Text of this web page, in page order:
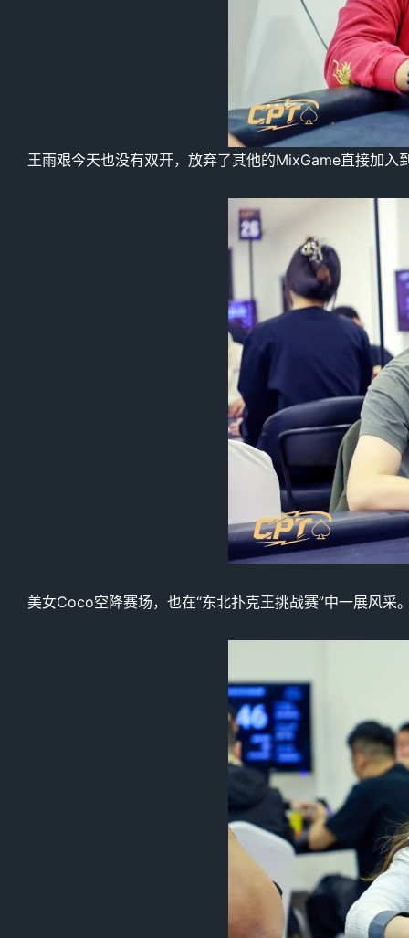
王雨艰今天也没有双开，放弃了其他的MixGame直接加入
美女Coco空降赛场，也在“东北扑克王挑战赛”中一展风采